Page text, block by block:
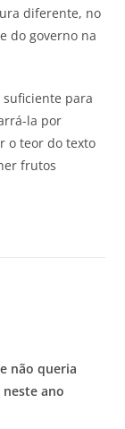
diferente, no
do governo na
para
la por
o teor do texto
frutos
não queria
ano